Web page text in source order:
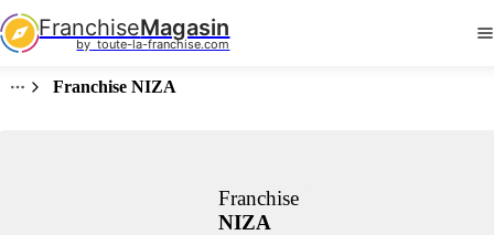
FranchiseMagasin
by  toute-la-franchise.com
Franchise NIZA
Franchise
NIZA